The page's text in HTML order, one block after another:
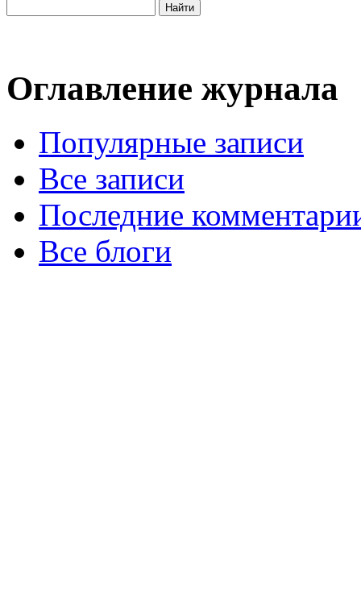
Оглавление журнала
Популярные записи
Все записи
Последние
Все блоги